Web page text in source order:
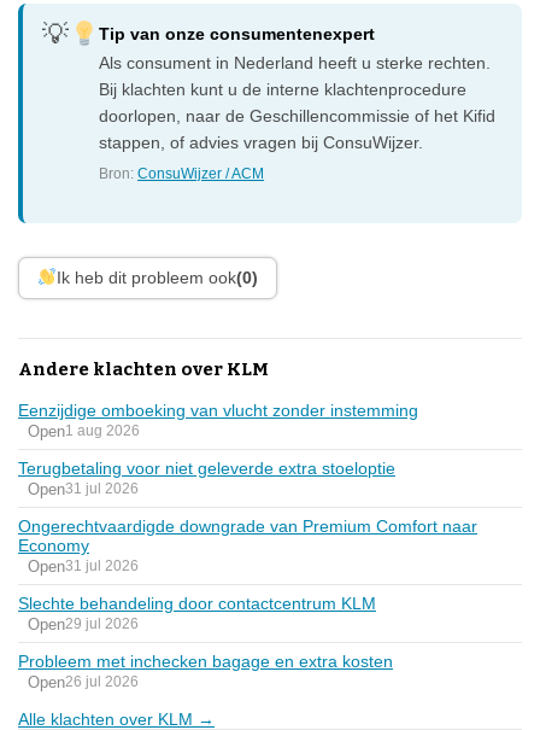
Tip van onze consumentenexpert
Als consument in Nederland heeft u sterke rechten.
Bij klachten kunt u de interne klachtenprocedure
doorlopen, naar de Geschillencommissie of het Kifid
stappen, of advies vragen bij ConsuWijzer.
Bron:ConsuWijzer / ACM
Ik heb dit probleem ook(0)
Andere klachten over KLM
Eenzijdige omboeking van vlucht zonder instemming
Open1 aug 2026
Terugbetaling voor niet geleverde extra stoeloptie
Open31 jul 2026
Ongerechtvaardigde downgrade van Premium Comfort naar
Economy
Open31 jul 2026
Slechte behandeling door contactcentrum KLM
Open29 jul 2026
Probleem met inchecken bagage en extra kosten
Open26 jul 2026
Alle klachten over KLM →